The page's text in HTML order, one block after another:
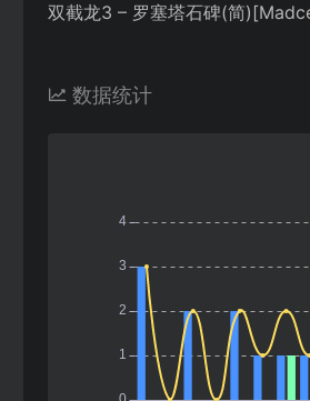
双截龙3 – 罗塞塔石碑(简
数据统计